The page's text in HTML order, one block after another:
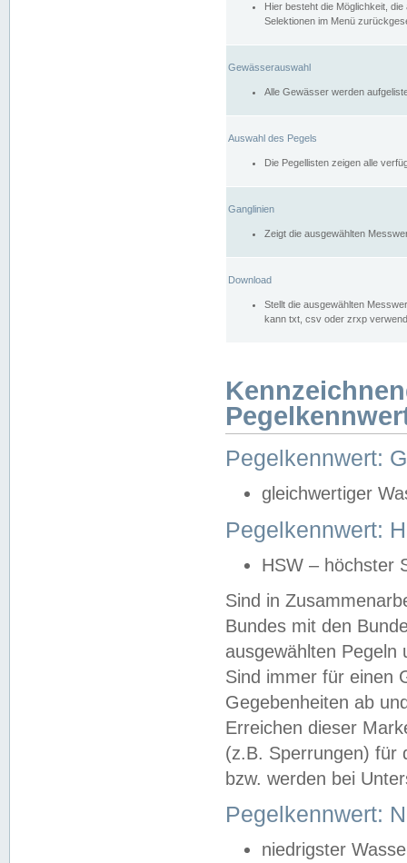
Hier besteht die Möglichkeit,
Selektionen im Menü
Gewässerauswahl
Alle Gewässer werden
Auswahl des Pegels
Die Pegellisten zeigen alle
Ganglinien
Zeigt die ausgewählten
Download
Stellt die ausgewählten
kann txt, csv oder zrxp
Pegelkennwert:
gleichwertiger
Pegelkennwert:
HSW – höchster
Sind in
Bundes mit den
ausgewählten
Sind immer für einen
Gegebenheiten ab
Erreichen dieser
(z.B. Sperrungen) für
bzw. werden bei
Pegelkennwert:
niedrigster